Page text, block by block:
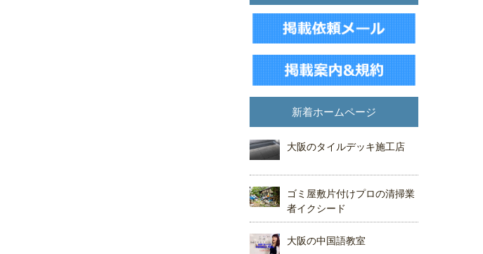
新着ホームページ
大阪のタイルデッキ施工店
ゴミ屋敷片付けプロの清掃業
者イクシード
大阪の中国語教室